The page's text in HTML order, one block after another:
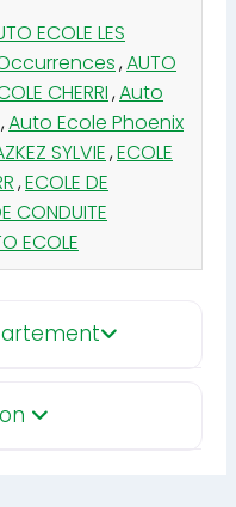
ECOLE LES
,AUTO
CHERRI,Auto
,Auto Ecole Phoenix
SYLVIE,ECOLE
,ECOLE DE
CONDUITE
ECOLE